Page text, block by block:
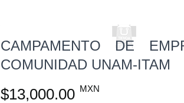
CAMPAMENTO DE
COMUNIDAD UNAM-ITAM
$13,000.00 MXN